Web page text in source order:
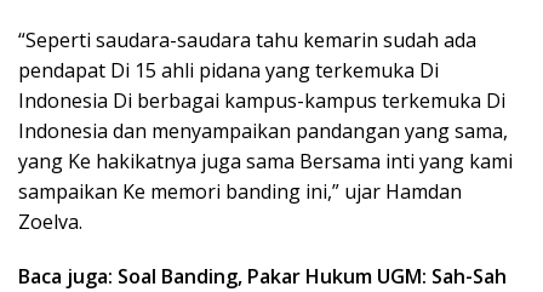
“Seperti saudara-saudara tahu kemarin sudah ada
pendapat Di 15 ahli pidana yang terkemuka Di
Indonesia Di berbagai kampus-kampus terkemuka Di
Indonesia dan menyampaikan pandangan yang sama,
yang Ke hakikatnya juga sama Bersama inti yang kami
sampaikan Ke memori banding ini,” ujar Hamdan
Zoelva.
Baca juga: Soal Banding, Pakar Hukum UGM: Sah-Sah